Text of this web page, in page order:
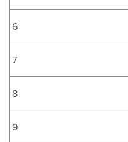
6
7
8
9